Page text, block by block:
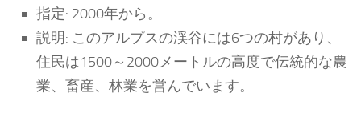
指定: 2000年から。
説明: このアルプスの渓谷には6つの村があり、
住民は1500～2000メートルの高度で伝統的な農
業、畜産、林業を営んでいます。